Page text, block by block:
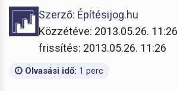
Szerző: Építésijog.hu
Közzétéve: 2013.05.26.
frissítés: 2013.05.26. 11:26
Olvasási idő: 1 perc